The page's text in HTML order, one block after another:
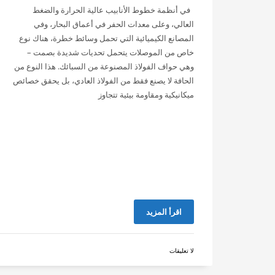
في أنظمة خطوط الأنابيب عالية الحرارة والضغط
العالي، وعلى معدات الحفر في أعماق البحار، وفي
المصانع الكيميائية التي تحمل وسائط خطرة، هناك نوع
خاص من الموصلات يتحمل تحديات شديدة بصمت –
وهي حواف الفولاذ المصنوعة من السبائك. هذا النوع من
الحافة لا يصنع فقط من الفولاذ العادي، بل يحقق خصائص
ميكانيكية ومقاومة بيئية تتجاوز
اقرأ المزيد
لا تعليقات